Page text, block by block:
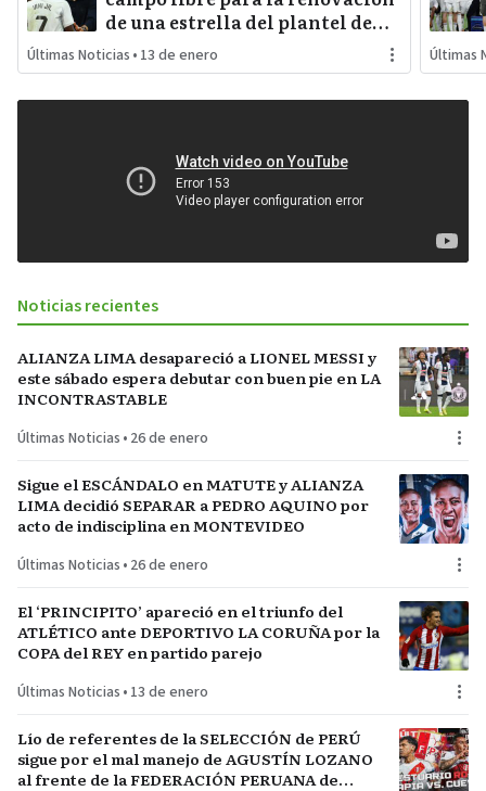
de una estrella del plantel de
REAL MADRID
Últimas Noticias • 13 de enero Últimas
Noticias recientes
ALIANZA LIMA desapareció a LIONEL MESSI y
este sábado espera debutar con buen pie en LA
INCONTRASTABLE
Últimas Noticias • 26 de enero
Sigue el ESCÁNDALO en MATUTE y ALIANZA
LIMA decidió SEPARAR a PEDRO AQUINO por
acto de indisciplina en MONTEVIDEO
Últimas Noticias • 26 de enero
El ‘PRINCIPITO’ apareció en el triunfo del
ATLÉTICO ante DEPORTIVO LA CORUÑA por la
COPA del REY en partido parejo
Últimas Noticias • 13 de enero
Lío de referentes de la SELECCIÓN de PERÚ
sigue por el mal manejo de AGUSTÍN LOZANO
al frente de la FEDERACIÓN PERUANA de